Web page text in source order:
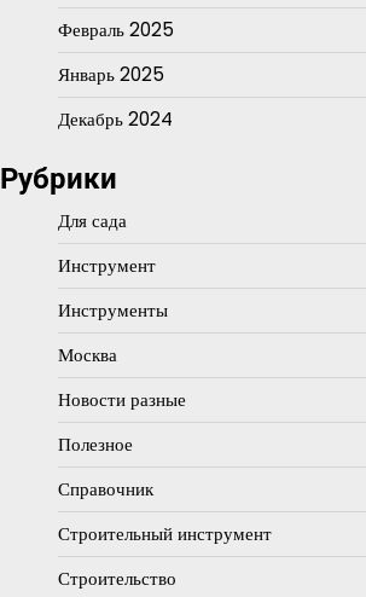
Февраль 2025
Январь 2025
Декабрь 2024
Рубрики
Для сада
Инструмент
Инструменты
Москва
Новости разные
Полезное
Справочник
Строительный инструмент
Строительство